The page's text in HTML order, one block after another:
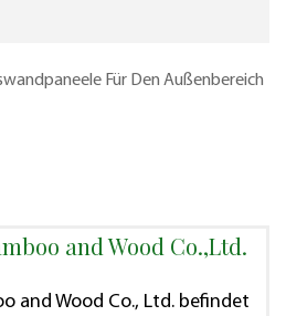
Für Den Außenbereich
and Wood Co.,Ltd.
and Wood Co., Ltd. befindet